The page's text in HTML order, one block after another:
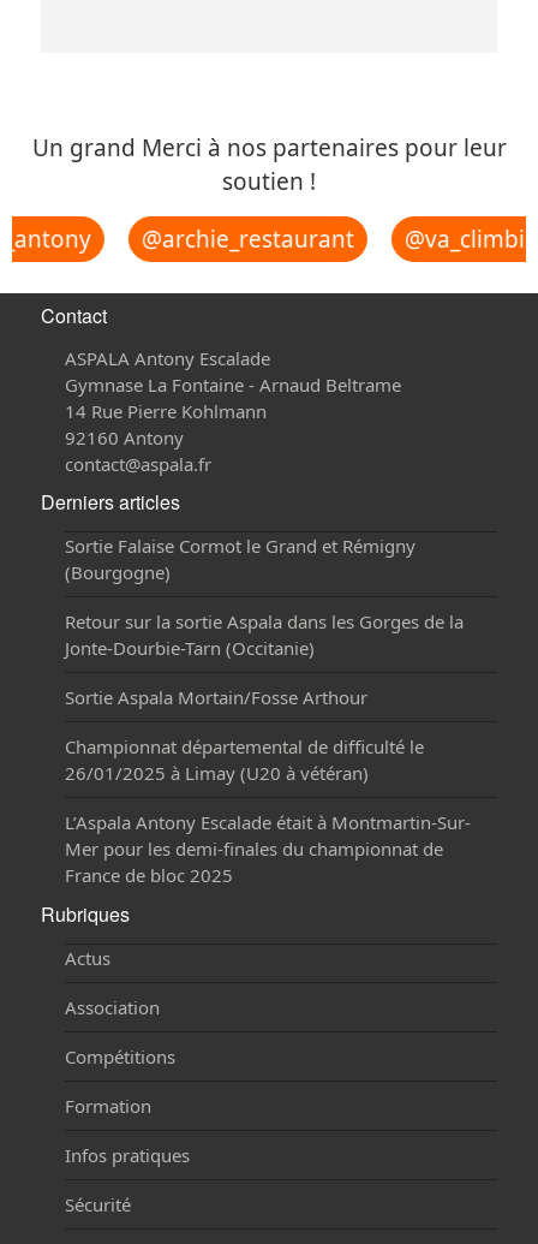
Un grand Merci à nos partenaires pour leur
soutien !
@archie_restaurant
Contact
ASPALA Antony Escalade
Gymnase La Fontaine - Arnaud Beltrame
14 Rue Pierre Kohlmann
92160 Antony
contact@aspala.fr
Derniers articles
Sortie Falaise Cormot le Grand et Rémigny
(Bourgogne)
Retour sur la sortie Aspala dans les Gorges de la
Jonte-Dourbie-Tarn (Occitanie)
Sortie Aspala Mortain/Fosse Arthour
Championnat départemental de difficulté le
26/01/2025 à Limay (U20 à vétéran)
L’Aspala Antony Escalade était à Montmartin-Sur-
Mer pour les demi-finales du championnat de
France de bloc 2025
Rubriques
Actus
Association
Compétitions
Formation
Infos pratiques
Sécurité